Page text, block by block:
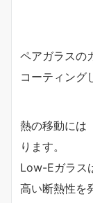
ペアガラスの
コーティング
熱の移動には
ります。
Low-Eガラス
高い断熱性を